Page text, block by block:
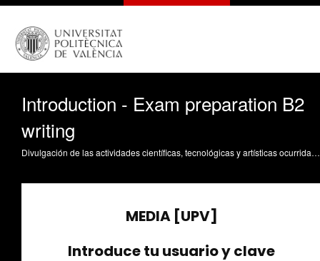
Introduction - Exam preparation B2
writing
Divulgación de las actividades científicas, tecnológicas y artísticas ocurridas en los tres campus de la UPV